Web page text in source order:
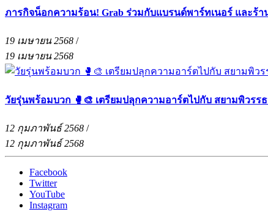
ภารกิจน็อกความร้อน! Grab ร่วมกับแบรนด์พาร์ทเนอร์ และร้
19 เมษายน 2568 /
19 เมษายน 2568
วัยรุ่นพร้อมบวก 🥊🎨 เตรียมปลุกความอาร์ตไปกับ สยามพิวรรธ
12 กุมภาพันธ์ 2568 /
12 กุมภาพันธ์ 2568
Facebook
Twitter
YouTube
Instagram